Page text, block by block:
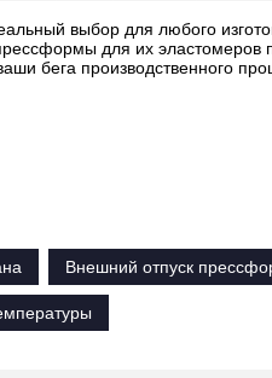
выбор для любого
для их
бега производственного
Внешний отпуск